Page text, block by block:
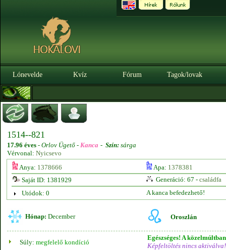
Lónevelde Kvíz Fórum Tagok/lovak
1514--821
17.96 éves - Orlov Ügető - Kanca - Szín: sárga
Vérvonal: Nyicsevo
Anya: 1378666 Apa: 1378381
Saját ID: 1381929
Generáció: 67 - családfa
Utódok: 0
A kanca befedezhető!
Hónap: December Oroszlán
Súly: megfelelő kondíció
Egészséges! A
Képfeltöltés nincs aktiválva!